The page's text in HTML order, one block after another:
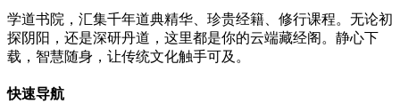
学道书院，汇集千年道典精华、珍贵经籍、修行课程。无论初
探阴阳，还是深研丹道，这里都是你的云端藏经阁。静心下
载，智慧随身，让传统文化触手可及。
快速导航